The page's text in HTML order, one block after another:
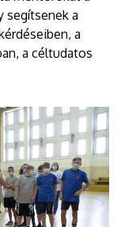
segítsenek a
a
a céltudatos